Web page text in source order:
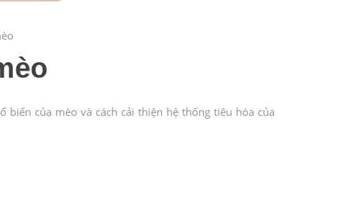
biến của mèo và cách cải thiện hệ thống tiêu hóa của